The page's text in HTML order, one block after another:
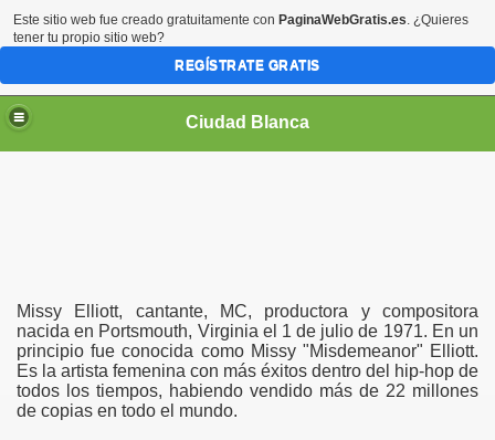
Ciudad Blanca
Missy Elliott, cantante, MC, productora y compositora
nacida en Portsmouth, Virginia el 1 de julio de 1971. En un
principio fue conocida como Missy "Misdemeanor" Elliott.
Es la artista femenina con más éxitos dentro del hip-hop de
todos los tiempos, habiendo vendido más de 22 millones
de copias en todo el mundo.
Este sitio web fue creado gratuitamente con PaginaWebGratis.es. ¿Quieres
tener tu propio sitio web?
REGÍSTRATE GRATIS